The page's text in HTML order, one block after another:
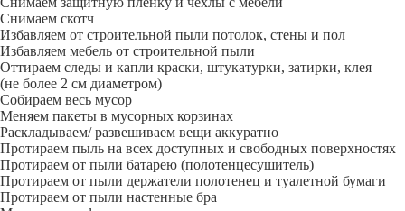
Снимаем скотч
Избавляем от строительной пыли потолок, стены и пол
Избавляем мебель от строительной пыли
Оттираем следы и капли краски, штукатурки, затирки, клея
(не более 2 см диаметром)
Собираем весь мусор
Меняем пакеты в мусорных корзинах
Раскладываем/ развешиваем вещи аккуратно
Протираем пыль на всех доступных и свободных поверхностях
Протираем от пыли батарею (полотенцесушитель)
Протираем от пыли держатели полотенец и туалетной бумаги
Протираем от пыли настенные бра